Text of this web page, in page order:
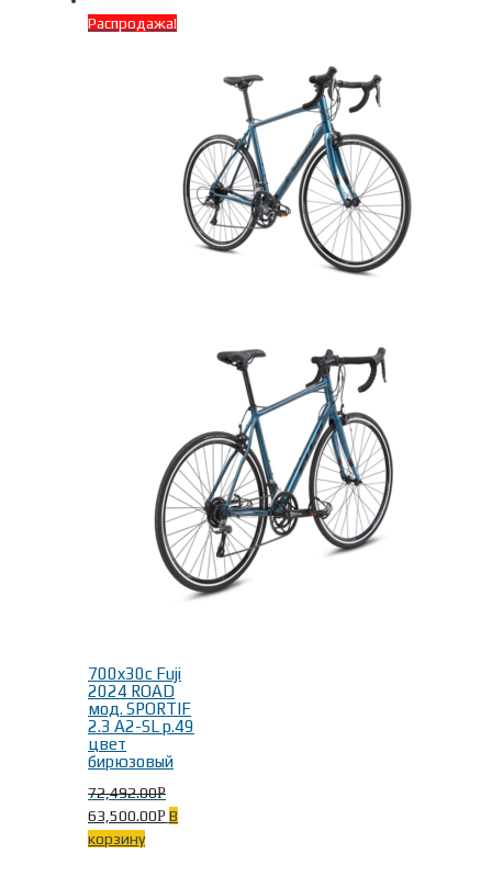
Распродажа!
700x30c Fuji
2024 ROAD
мод. SPORTIF
2.3 A2-SL р.49
цвет
бирюзовый
72,492.00Р
63,500.00Р В
корзину